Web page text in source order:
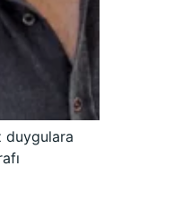
duygulara